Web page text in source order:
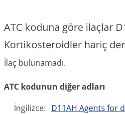
ATC koduna göre ilaçlar
Kortikosteroidler hariç
İlaç bulunamadı.
ATC kodunun diğer adları
İngilizce: D11AH Agents for